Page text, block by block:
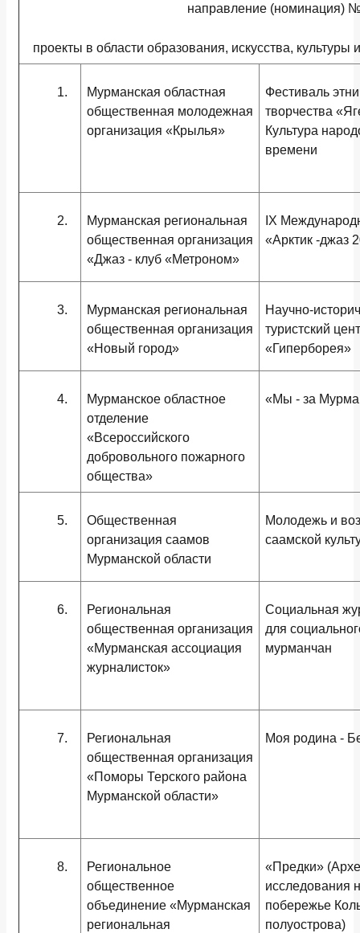
направление (номинация)
проекты в области образования, искусства,
1.
Мурманская областная
общественная молодежная
организация «Крылья»
Фестиваль
творчества
Культура
времени
2.
Мурманская региональная
общественная организация
«Джаз - клуб «Метроном»
IX
«Арктик -джаз
3.
Мурманская региональная
общественная организация
«Новый город»
Научно-
туристский
«Гиперборея»
4.
Мурманское областное
отделение
«Всероссийского
добровольного пожарного
общества»
«Мы - за
5.
Общественная
организация саамов
Мурманской области
Молодежь и
саамской
6.
Региональная
общественная организация
«Мурманская ассоциация
журналисток»
Социальная
для
мурманчан
7.
Региональная
общественная организация
«Поморы Терского района
Мурманской области»
Моя родина -
8.
Региональное
общественное
объединение «Мурманская
региональная
«Предки»
исследования
побережье
полуострова)